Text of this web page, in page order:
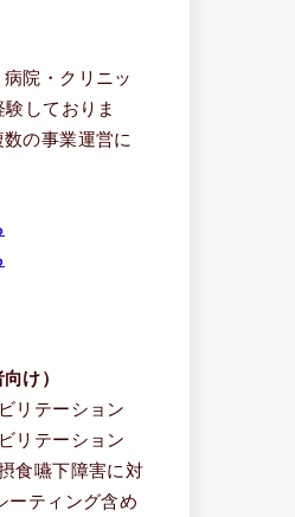
院・クリニッ
しておりま
の事業運営に
け）
リテーション
リテーション
食嚥下障害に対
ーティング含め